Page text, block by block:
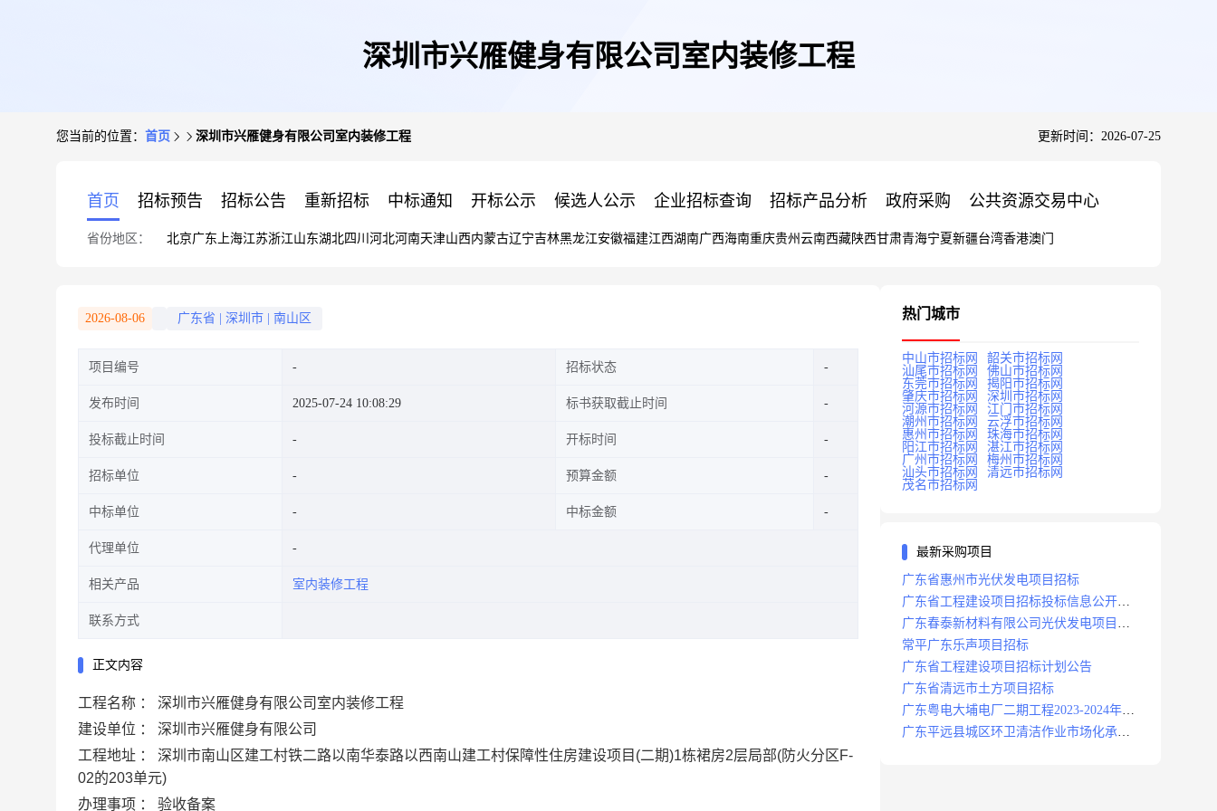
深圳市兴雁健身有限公司室内装修工程
您当前的位置： 首页 深圳市兴雁健身有限公司室内装修工程 更新时间：2026-07-25
首页 招标预告 招标公告 重新招标 中标通知 开标公示 候选人公示 企业招标查询 招标产品分析 政府采购 公共资源交易中心
省份地区： 北京广东 上海江苏浙江山东湖北四川 河北河南天津山西内蒙古辽宁吉林黑龙江安徽福建江西湖南广西海南重庆贵州 云南西藏陕西甘肃青海宁夏新疆台湾香港澳门
2026-08-06 广东省 深圳市 南山区
项目编号 招标状态
发布时间 2025-07-24 10:08:29 标书获取截止时间
投标截止时间 开标时间
招标单位 预算金额
中标单位 中标金额
代理单位
相关产品 室内装修工程
联系方式
正文内容
工程名称 ： 深圳市兴雁健身有限公司室内装修工程
建设单位 ： 深圳市兴雁健身有限公司
工程地址 ： 深圳市南山区建工村铁二路以南华泰路以西南山建工村保障性住房建设项目(二期)1栋裙房2层局部(防火分区F-
02的203单元)
办理事项 ： 验收备案
热门城市
中山市招标网
韶关市招标网
汕尾市招标网
佛山市招标网
东莞市招标网
揭阳市招标网
肇庆市招标网
深圳市招标网
河源市招标网
江门市招标网
潮州市招标网
云浮市招标网
惠州市招标网
珠海市招标网
阳江市招标网
湛江市招标网
广州市招标网
梅州市招标网
汕头市招标网
清远市招标网
茂名市招标网
最新采购项目
广东省惠州市光伏发电项目招标
广东省工程建设项目招标投标信息公开目
录
广东春泰新材料有限公司光伏发电项目招
标
常平广东乐声项目招标
广东省工程建设项目招标计划公告
广东省清远市土方项目招标
广东粤电大埔电厂二期工程2023-2024年度
安保服务项目招标公告
广东平远县城区环卫清洁作业市场化承包